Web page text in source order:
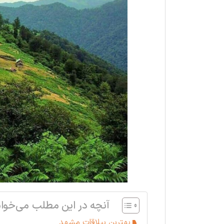
آنچه در این مطلب